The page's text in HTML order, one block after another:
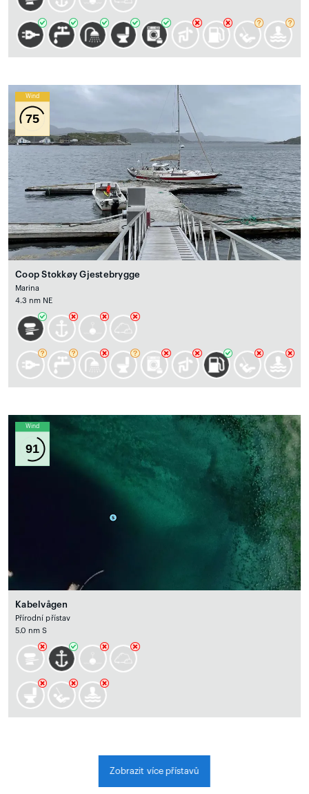
Wind
75
Coop Stokkøy Gjestebrygge
Marina
4.3 nm NE
Wind
91
Kabelvågen
Přírodní přístav
5.0 nm S
Zobrazit více přístavů